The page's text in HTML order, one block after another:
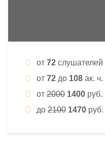
от 72 слушателей
от 72 до 108 ак. ч.
от 2000 1400 руб.
до 2100 1470 руб.